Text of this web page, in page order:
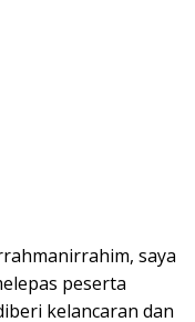
saya
peserta
kelancaran dan